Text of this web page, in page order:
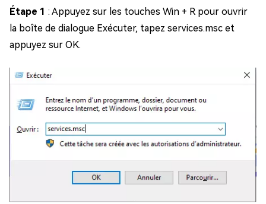
Étape 1 : Appuyez sur les touches Win + R pour ouvrir
la boîte de dialogue Exécuter, tapez services.msc et
appuyez sur OK.